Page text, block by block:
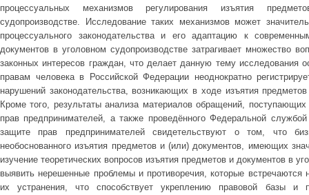
процессуальных механизмов регулирования изъятия
судопроизводстве. Исследование таких механизмов может
процессуального законодательства и его адаптацию к
документов в уголовном судопроизводстве затрагивает множество
законных интересов граждан, что делает данную тему исследования
правам человека в Российской Федерации неоднократно
нарушений законодательства, возникающих в ходе изъятия
Кроме того, результаты анализа материалов обращений,
прав предпринимателей, а также проведённого Федеральной
защите прав предпринимателей свидетельствуют о том, что
необоснованного изъятия предметов и (или) документов, имеющих
изучение теоретических вопросов изъятия предметов и документов в
выявить нерешенные проблемы и противоречия, которые
их устранения, что способствует укреплению правовой базы